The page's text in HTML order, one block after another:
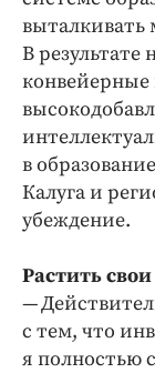
выталкивать
В результате
в
Калуга и
убеждение.
Растить
—
с тем, что
я полностью